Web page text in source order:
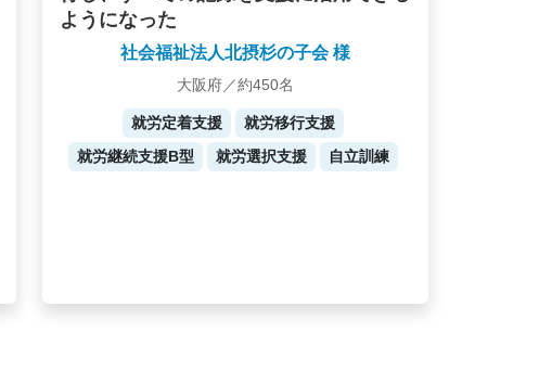
ようになった
社会福祉法人北摂杉の子会 様
大阪府／約450名
就労定着支援
就労移行支援
就労継続支援B型
就労選択支援 自立訓練